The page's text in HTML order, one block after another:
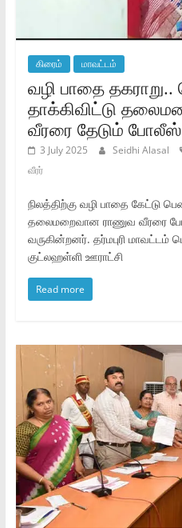
கிரைம் மாவட்டம்
வழி பாதை
தாக்கிவிட்டு
வீரரை தேடும்
3 July 2025 Seidhi Alasal
வீரர்
நிலத்திற்கு வழி பாதை கேட்டு
தலைமறைவான ராணுவ வீரரை
வருகின்றனர். தர்மபுரி
குட்லஹள்ளி ஊராட்சி
Read more